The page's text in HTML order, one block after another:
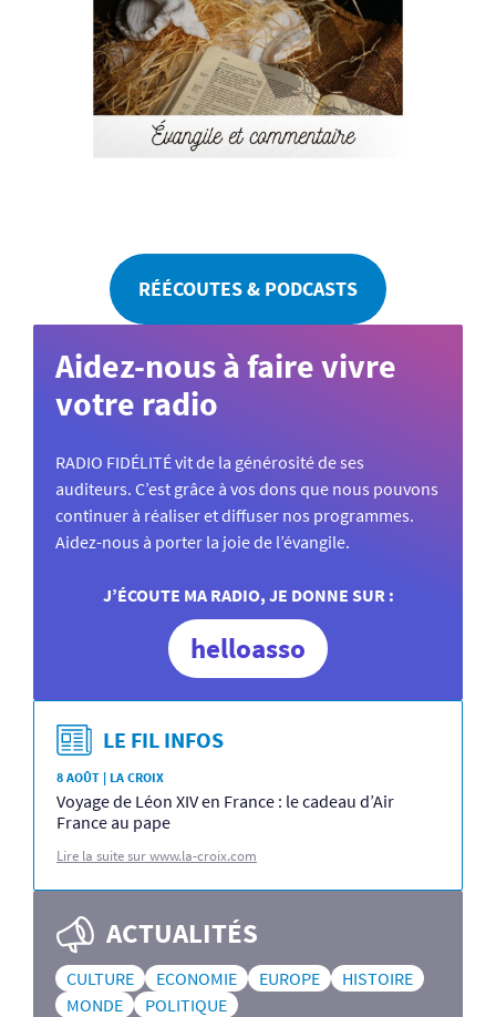
RÉÉCOUTES & PODCASTS
Aidez-nous à faire vivre
votre radio
RADIO FIDÉLITÉ vit de la générosité de ses
auditeurs. C’est grâce à vos dons que nous pouvons
continuer à réaliser et diffuser nos programmes.
Aidez-nous à porter la joie de l’évangile.
J’ÉCOUTE MA RADIO, JE DONNE SUR :
helloasso
LE FIL INFOS
8 AOÛT | LA CROIX
Voyage de Léon XIV en France : le cadeau d’Air
France au pape
Lire la suite sur www.la-croix.com
ACTUALITÉS
CULTURE ECONOMIE EUROPE
HISTOIRE
MONDE
POLITIQUE